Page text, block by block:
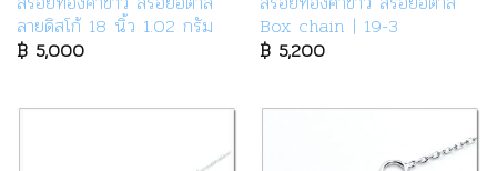
ลายดิสโก้ 18 นิ้ว 1.02 กรัม
฿5,000
Box chain | 19-3
฿5,200